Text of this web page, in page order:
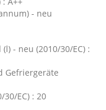
- neu
- neu (2010/30/EC) :
Gefriergeräte
EC) : 20